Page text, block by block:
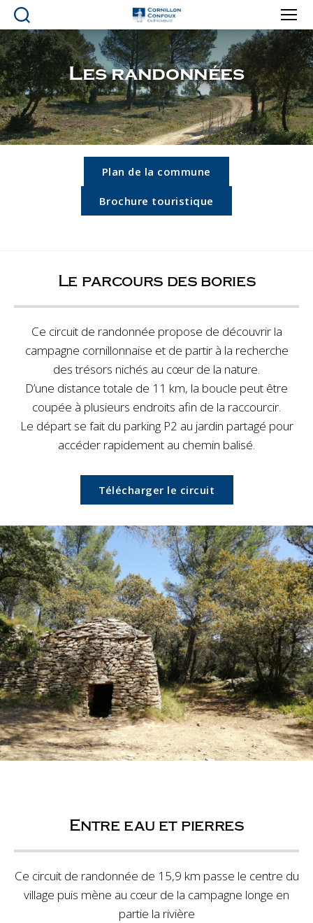
Ville
de
Cornillon-
Confoux
en
Provence
Les randonnées
Plan de la commune
Brochure touristique
Le parcours des bories
Ce circuit de randonnée propose de découvrir la
campagne cornillonnaise et de partir à la recherche
des trésors nichés au cœur de la nature.
D’une distance totale de 11 km, la boucle peut être
coupée à plusieurs endroits afin de la raccourcir.
Le départ se fait du parking P2 au jardin partagé pour
accéder rapidement au chemin balisé.
Télécharger le circuit
Entre eau et pierres
Ce circuit de randonnée de 15,9 km passe le centre du
village puis mène au cœur de la campagne longe en
partie la rivière